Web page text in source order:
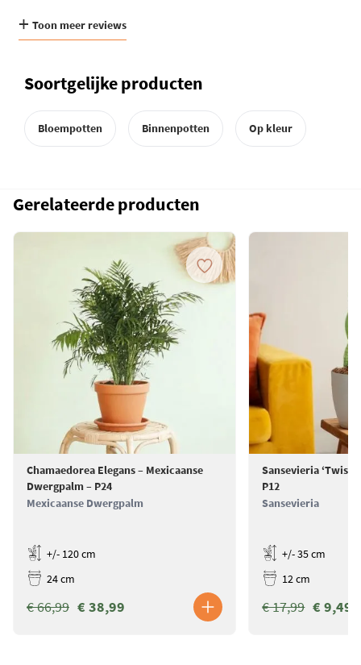
Toon meer reviews
Soortgelijke producten
Bloempotten Binnenpotten Op kleur
Gerelateerde producten
Chamaedorea Elegans – Mexicaanse
Dwergpalm – P24
Mexicaanse Dwergpalm
+/- 120 cm
24 cm
€ 38,99
€ 66,99
Sansevieria
P12
Sansevieria
+/- 35 cm
12 cm
€ 9,49
€ 17,99